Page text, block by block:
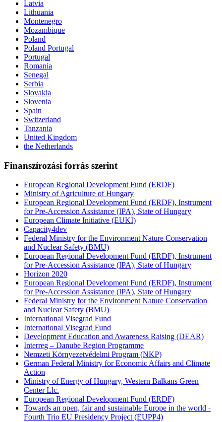
Latvia
Lithuania
Montenegro
Mozambique
Poland
Poland Portugal
Portugal
Romania
Senegal
Serbia
Slovakia
Slovenia
Spain
Switzerland
Tanzania
United Kingdom
the Netherlands
Finanszírozási forrás szerint
European Regional Development Fund (ERDF)
Ministry of Agriculture of Hungary
European Regional Development Fund (ERDF), Instrument
for Pre-Accession Assistance (IPA), State of Hungary
European Climate Initiative (EUKI)
Capacity4dev
Federal Ministry for the Environment Nature Conservation
and Nuclear Safety (BMU)
European Regional Development Fund (ERDF), Instrument
for Pre-Accession Assistance (IPA), State of Hungary
Horizon 2020
European Regional Development Fund (ERDF), Instrument
for Pre-Accession Assistance (IPA), State of Hungary
Federal Ministry for the Environment Nature Conservation
and Nuclear Safety (BMU)
International Visegrad Fund
International Visegrad Fund
Development Education and Awareness Raising (DEAR)
Interreg – Danube Region Programme
Nemzeti Környezetvédelmi Program (NKP)
German Federal Ministry for Economic Affairs and Climate
Action
Ministry of Energy of Hungary, Western Balkans Green
Center Llc.
European Regional Development Fund (ERDF)
Towards an open, fair and sustainable Europe in the world -
Fourth Trio EU Presidency Project (EUPP4)